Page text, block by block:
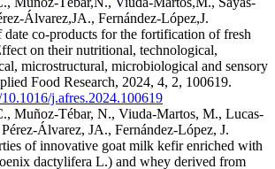
Álvarez,JA., Fernández-López,J.
co-products for the fortification of fresh
on their nutritional, technological,
microstructural, microbiological and sensory
Food Research, 2024, 4, 2, 100619.
j.afres.2024.100619
Muñoz-Tébar, N., Viuda-Martos, M., Lucas-
Álvarez, JA., Fernández-López, J.
of innovative goat milk kefir enriched with
dactylifera L.) and whey derived from